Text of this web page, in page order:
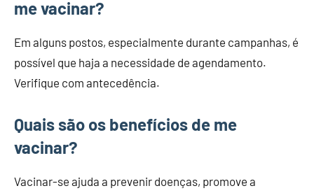
me vacinar?
Em alguns postos, especialmente durante campanhas, é
possível que haja a necessidade de agendamento.
Verifique com antecedência.
Quais são os benefícios de me
vacinar?
Vacinar-se ajuda a prevenir doenças, promove a